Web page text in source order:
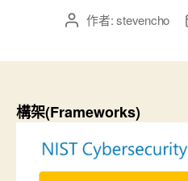
文 作者:stevencho
構架(Frameworks)